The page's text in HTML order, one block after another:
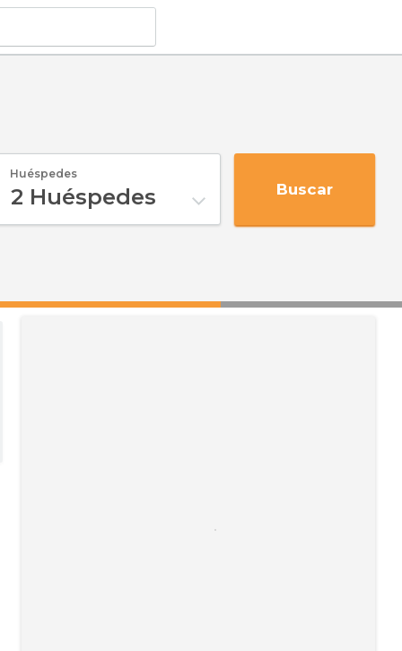
Huéspedes
2 Huéspedes Buscar